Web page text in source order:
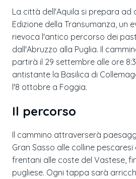
La città dell'Aquila si prepara ad
Edizione della Transumanza, un
rievoca l'antico percorso dei
dall'Abruzzo alla Puglia. Il
partirà il 29 settembre alle ore
antistante la Basilica di
l'8 ottobre a Foggia.
Il percorso
Il cammino attraverserà
Gran Sasso alle colline
frentani alle coste del Vastese,
pugliese. Ogni tappa sarà